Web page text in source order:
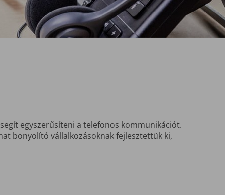
egyszerűsíteni a telefonos kommunikációt.
bonyolító vállalkozásoknak fejlesztettük ki,